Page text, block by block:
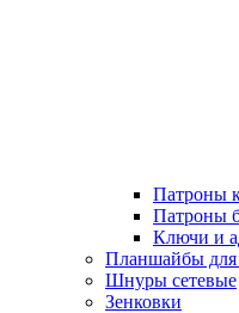
Патроны
Патроны
Ключи и
Планшайбы
Шнуры сетевые
Зенковки